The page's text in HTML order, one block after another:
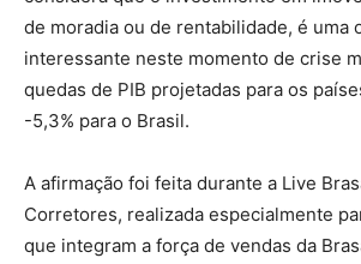
de moradia ou de rentabilidade, é uma
interessante neste momento de crise
quedas de PIB projetadas para os
-5,3% para o Brasil.
A afirmação foi feita durante a Live
Corretores, realizada especialmente
que integram a força de vendas da